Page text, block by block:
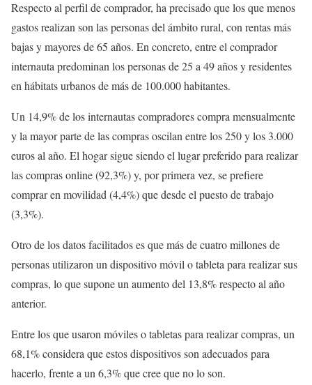
Respecto al perfil de comprador, ha precisado que los que menos
gastos realizan son las personas del ámbito rural, con rentas más
bajas y mayores de 65 años. En concreto, entre el comprador
internauta predominan los personas de 25 a 49 años y residentes
en hábitats urbanos de más de 100.000 habitantes.
Un 14,9% de los internautas compradores compra mensualmente
y la mayor parte de las compras oscilan entre los 250 y los 3.000
euros al año. El hogar sigue siendo el lugar preferido para realizar
las compras online (92,3%) y, por primera vez, se prefiere
comprar en movilidad (4,4%) que desde el puesto de trabajo
(3,3%).
Otro de los datos facilitados es que más de cuatro millones de
personas utilizaron un dispositivo móvil o tableta para realizar sus
compras, lo que supone un aumento del 13,8% respecto al año
anterior.
Entre los que usaron móviles o tabletas para realizar compras, un
68,1% considera que estos dispositivos son adecuados para
hacerlo, frente a un 6,3% que cree que no lo son.